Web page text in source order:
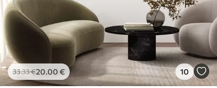
33.33€20.00 € 10